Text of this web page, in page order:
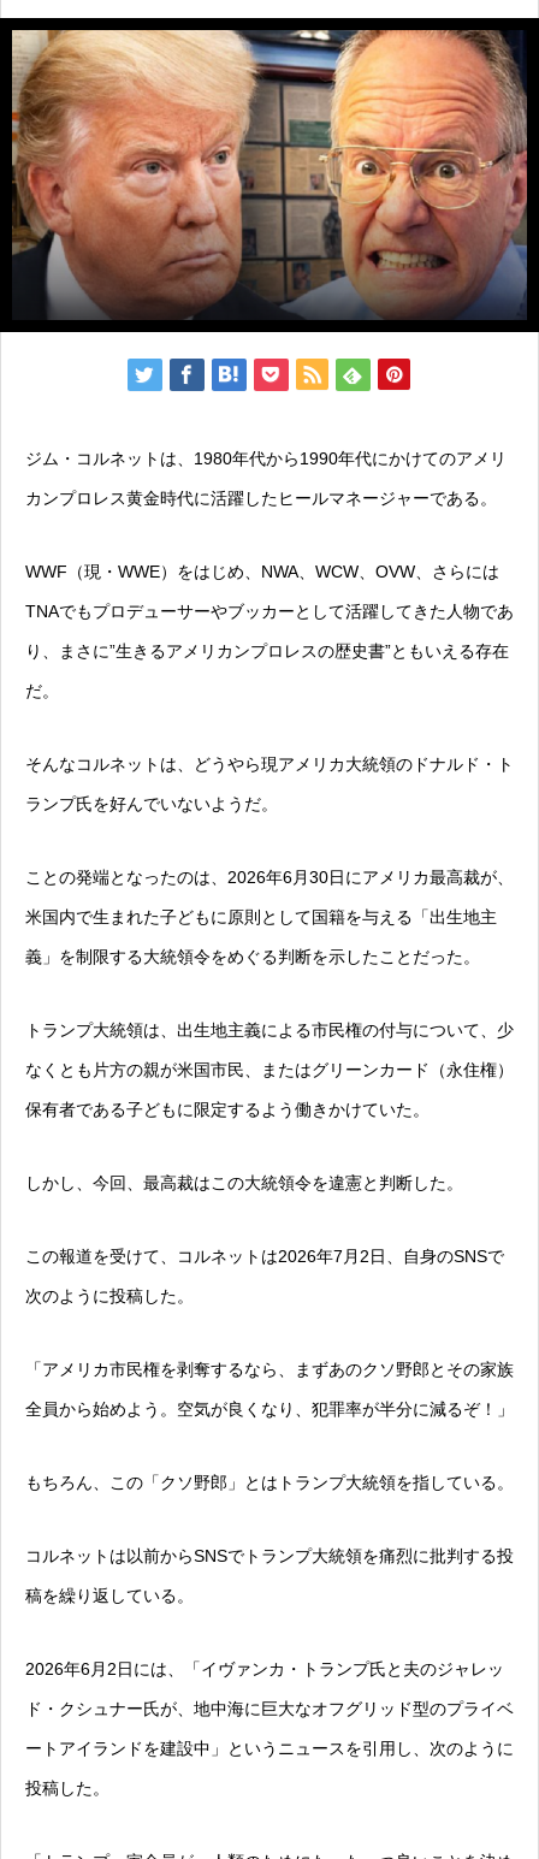
ジム・コルネットは、1980年代から1990年代にかけてのアメリ
カンプロレス黄金時代に活躍したヒールマネージャーである。
WWF（現・WWE）をはじめ、NWA、WCW、OVW、さらには
TNAでもプロデューサーやブッカーとして活躍してきた人物であ
り、まさに”生きるアメリカンプロレスの歴史書”ともいえる存在
だ。
そんなコルネットは、どうやら現アメリカ大統領のドナルド・ト
ランプ氏を好んでいないようだ。
ことの発端となったのは、2026年6月30日にアメリカ最高裁が、
米国内で生まれた子どもに原則として国籍を与える「出生地主
義」を制限する大統領令をめぐる判断を示したことだった。
トランプ大統領は、出生地主義による市民権の付与について、少
なくとも片方の親が米国市民、またはグリーンカード（永住権）
保有者である子どもに限定するよう働きかけていた。
しかし、今回、最高裁はこの大統領令を違憲と判断した。
この報道を受けて、コルネットは2026年7月2日、自身のSNSで
次のように投稿した。
「アメリカ市民権を剥奪するなら、まずあのクソ野郎とその家族
全員から始めよう。空気が良くなり、犯罪率が半分に減るぞ！」
もちろん、この「クソ野郎」とはトランプ大統領を指している。
コルネットは以前からSNSでトランプ大統領を痛烈に批判する投
稿を繰り返している。
2026年6月2日には、「イヴァンカ・トランプ氏と夫のジャレッ
ド・クシュナー氏が、地中海に巨大なオフグリッド型のプライベ
ートアイランドを建設中」というニュースを引用し、次のように
投稿した。